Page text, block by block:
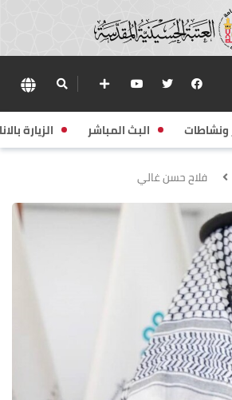
ونشاطات البث المباشر الزيارة
فلاح حسن غالي